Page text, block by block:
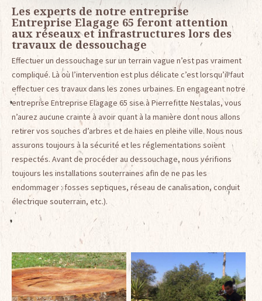
Les experts de notre entreprise
Entreprise Elagage 65 feront attention
aux réseaux et infrastructures lors des
travaux de dessouchage
Effectuer un dessouchage sur un terrain vague n’est pas vraiment
compliqué. Là où l’intervention est plus délicate c’est lorsqu’il faut
effectuer ces travaux dans les zones urbaines. En engageant notre
entreprise Entreprise Elagage 65 sise à Pierrefitte Nestalas, vous
n’aurez aucune crainte à avoir quant à la manière dont nous allons
retirer vos souches d’arbres et de haies en pleine ville. Nous nous
assurons toujours à la sécurité et les réglementations soient
respectés. Avant de procéder au dessouchage, nous vérifions
toujours les installations souterraines afin de ne pas les
endommager : fosses septiques, réseau de canalisation, conduit
électrique souterrain, etc.).